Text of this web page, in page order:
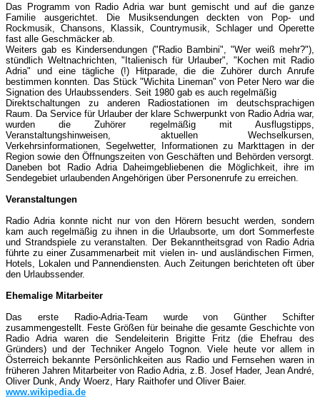
Das Programm von Radio Adria war bunt gemischt und auf die ganze
Familie ausgerichtet. Die Musiksendungen deckten von Pop- und
Rockmusik, Chansons, Klassik, Countrymusik, Schlager und Operette
fast alle Geschmäcker ab.
Weiters gab es Kindersendungen ("Radio Bambini", "Wer weiß mehr?"),
stündlich Weltnachrichten, "Italienisch für Urlauber", "Kochen mit Radio
Adria" und eine tägliche (!) Hitparade, die die Zuhörer durch Anrufe
bestimmen konnten. Das Stück "Wichita Lineman" von Peter Nero war die
Signation des Urlaubssenders. Seit 1980 gab es auch regelmäßig
Direktschaltungen zu anderen Radiostationen im deutschsprachigen
Raum. Da Service für Urlauber der klare Schwerpunkt von Radio Adria war,
wurden die Zuhörer regelmäßig mit Ausflugstipps,
Veranstaltungshinweisen, aktuellen Wechselkursen,
Verkehrsinformationen, Segelwetter, Informationen zu Markttagen in der
Region sowie den Öffnungszeiten von Geschäften und Behörden versorgt.
Daneben bot Radio Adria Daheimgebliebenen die Möglichkeit, ihre im
Sendegebiet urlaubenden Angehörigen über Personenrufe zu erreichen.
Veranstaltungen
Radio Adria konnte nicht nur von den Hörern besucht werden, sondern
kam auch regelmäßig zu ihnen in die Urlaubsorte, um dort Sommerfeste
und Strandspiele zu veranstalten. Der Bekanntheitsgrad von Radio Adria
führte zu einer Zusammenarbeit mit vielen in- und ausländischen Firmen,
Hotels, Lokalen und Pannendiensten. Auch Zeitungen berichteten oft über
den Urlaubssender.
Ehemalige Mitarbeiter
Das erste Radio-Adria-Team wurde von Günther Schifter
zusammengestellt. Feste Größen für beinahe die gesamte Geschichte von
Radio Adria waren die Sendeleiterin Brigitte Fritz (die Ehefrau des
Gründers) und der Techniker Angelo Tognon. Viele heute vor allem in
Österreich bekannte Persönlichkeiten aus Radio und Fernsehen waren in
früheren Jahren Mitarbeiter von Radio Adria, z.B. Josef Hader, Jean André,
Oliver Dunk, Andy Woerz, Hary Raithofer und Oliver Baier.
www.wikipedia.de